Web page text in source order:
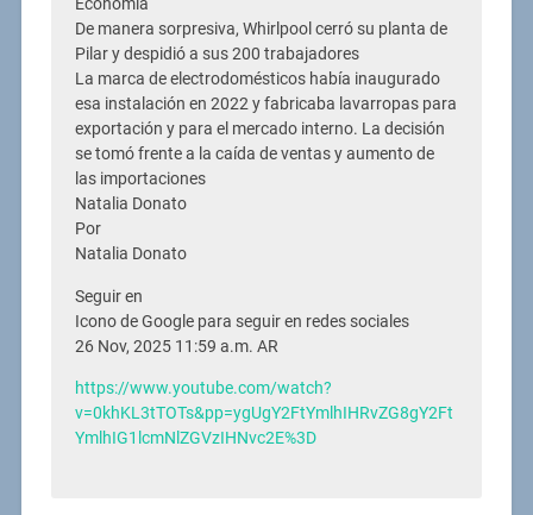
Economía
De manera sorpresiva, Whirlpool cerró su planta de
Pilar y despidió a sus 200 trabajadores
La marca de electrodomésticos había inaugurado
esa instalación en 2022 y fabricaba lavarropas para
exportación y para el mercado interno. La decisión
se tomó frente a la caída de ventas y aumento de
las importaciones
Natalia Donato
Por
Natalia Donato
Seguir en
Icono de Google para seguir en redes sociales
26 Nov, 2025 11:59 a.m. AR
https://www.youtube.com/watch?
v=0khKL3tTOTs&pp=ygUgY2FtYmlhIHRvZG8gY2Ft
YmlhIG1lcmNlZGVzIHNvc2E%3D